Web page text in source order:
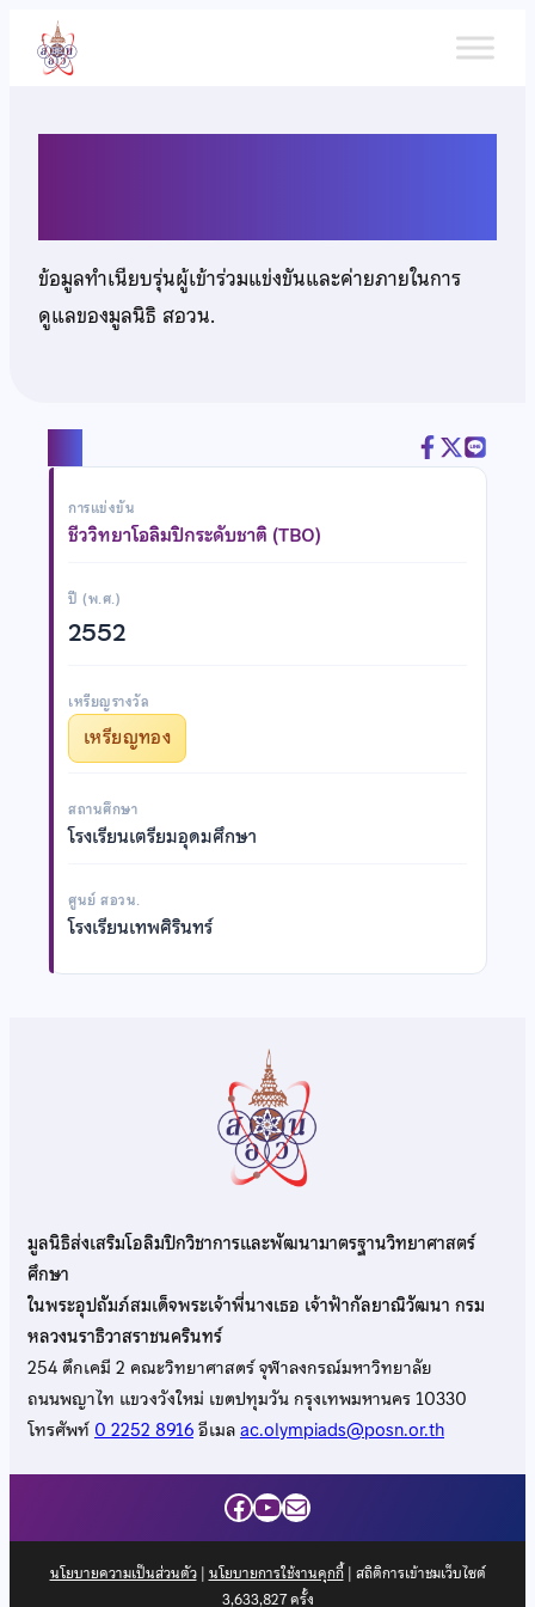
เนื้อหา
ข้อมูลทำเนียบรุ่นผู้เข้าร่วมแข่งขันและค่ายภายในการ
ดูแลของมูลนิธิ สอวน.
การแข่งขัน
ชีววิทยาโอลิมปิกระดับชาติ (TBO)
ปี (พ.ศ.)
2552
เหรียญรางวัล
เหรียญทอง
สถานศึกษา
โรงเรียนเตรียมอุดมศึกษา
ศูนย์ สอวน.
โรงเรียนเทพศิรินทร์
มูลนิธิส่งเสริมโอลิมปิกวิชาการและพัฒนามาตรฐานวิทยาศาสตร์
ศึกษา
ในพระอุปถัมภ์สมเด็จพระเจ้าพี่นางเธอ เจ้าฟ้ากัลยาณิวัฒนา กรม
หลวงนราธิวาสราชนครินทร์
254 ตึกเคมี 2 คณะวิทยาศาสตร์ จุฬาลงกรณ์มหาวิทยาลัย
ถนนพญาไท แขวงวังใหม่ เขตปทุมวัน กรุงเทพมหานคร 10330
โทรศัพท์0 2252 8916อีเมลac.olympiads@posn.or.th
Facebook
YouTube
Mail
นโยบายความเป็นส่วนตัว| นโยบายการใช้งานคุกกี้| สถิติการเข้าชมเว็บไซต์
3,633,827ครั้ง